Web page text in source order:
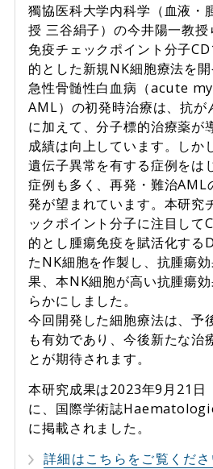
獨協医科大学内科学（血液・
授 三谷絹子）の今井陽一教授
免疫チェックポイント分子
的とした新規NK細胞療法を開
急性骨髄性白血病（acute
AML）の初発時治療は、抗が
に加えて、分子標的治療薬が
成績は向上しています。しか
遺伝子異常を有する症例をは
症例も多く、再発・難治AML
発が望まれています。本研究
ックポイント分子に注目して
的とし腫瘍免疫を賦活化する
たNK細胞を作製し、抗腫瘍
果、本NK細胞が高い抗腫瘍
らかにしました。
今回開発した細胞療法は、予
も有効であり、今後新たな治
とが期待されます。
本研究成果は2023年9月21日
に、国際学術誌
に掲載されました。
詳細はこちらをご覧くださ